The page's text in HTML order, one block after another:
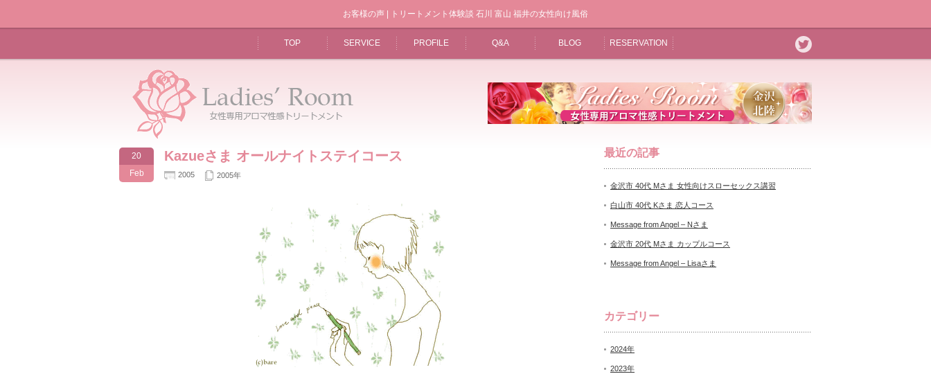
お客様の声 | トリートメント体験談 石川 富山 福井の女性向け風俗
TOP SERVICE PROFILE Q&A BLOG RESERVATION
20
Feb
Kazueさま オールナイトステイコース
2005 2005年
最近の記事
金沢市 40代 Mさま 女性向けスローセックス講習
白山市 40代 Kさま 恋人コース
Message from Angel – Nさま
金沢市 20代 Mさま カップルコース
Message from Angel – Lisaさま
カテゴリー
2024年
2023年